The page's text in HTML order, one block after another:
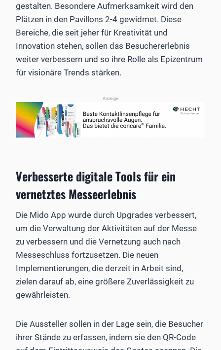
gestalten. Besondere Aufmerksamkeit wird den
Plätzen in den Pavillons 2-4 gewidmet. Diese
Bereiche, die seit jeher für Kreativität und
Innovation stehen, sollen das Besuchererlebnis
weiter verbessern und so ihre Rolle als Epizentrum
für visionäre Trends stärken.
Anzeige
Verbesserte digitale Tools für ein
vernetztes Messeerlebnis
Die Mido App wurde durch Upgrades verbessert,
um die Verwaltung der Aktivitäten auf der Messe
zu verbessern und die Vernetzung auch nach
Messeschluss fortzusetzen. Die neuen
Implementierungen, die derzeit in Arbeit sind,
zielen darauf ab, eine größere Zuverlässigkeit zu
gewährleisten.
Die Aussteller sollen in der Lage sein, die Besucher
ihrer Stände zu erfassen, indem sie den QR-Code